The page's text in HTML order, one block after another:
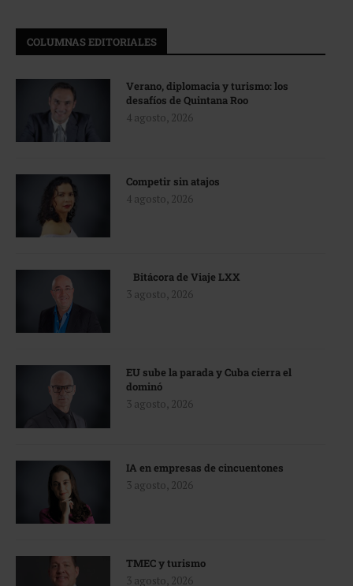
COLUMNAS EDITORIALES
Verano, diplomacia y turismo: los
desafíos de Quintana Roo
4 agosto, 2026
Competir sin atajos
4 agosto, 2026
Bitácora de Viaje LXX
3 agosto, 2026
EU sube la parada y Cuba cierra el
dominó
3 agosto, 2026
IA en empresas de cincuentones
3 agosto, 2026
TMEC y turismo
3 agosto, 2026